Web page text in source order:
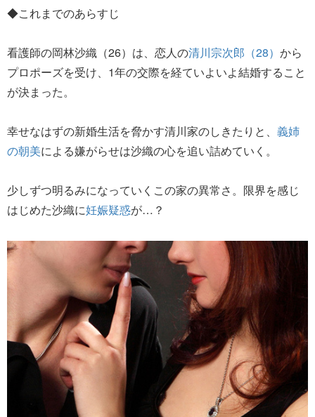
◆これまでのあらすじ
看護師の岡林沙織（26）は、恋人の清川宗次郎（28） から
プロポーズを受け、1年の交際を経ていよいよ結婚すること
が決まった。
幸せなはずの新婚生活を脅かす清川家のしきたりと、 義姉
の朝美による嫌がらせは沙織の心を追い詰めていく。
少しずつ明るみになっていくこの家の異常さ。限界を感じ
はじめた沙織に妊娠疑惑が…？